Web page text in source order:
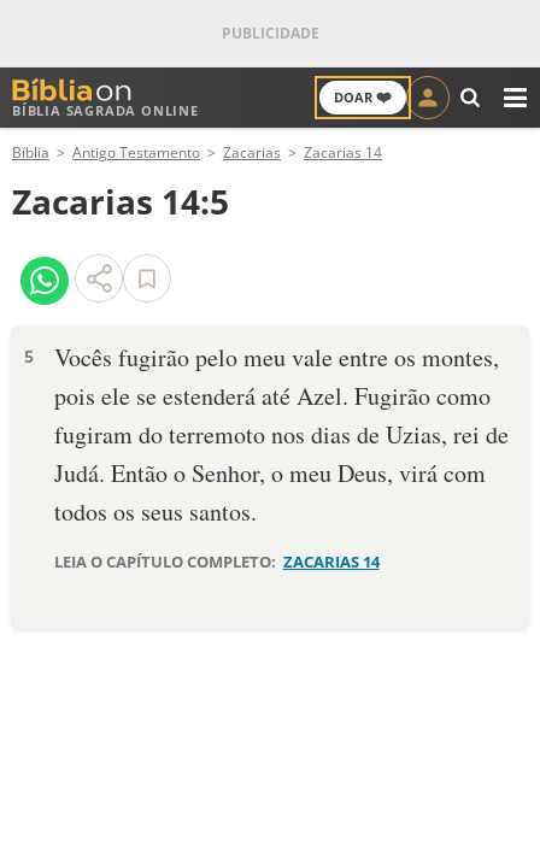
BÍBLIA SAGRADA ONLINE
DOAR ❤️
ANTIGO TESTAMENTO
NOVO TESTAMENTO
VERSÍCULOS
PALAVRA DO DIA
SALMO DO DIA
DEVOCIONAL DIÁRIO
Bíblia Antigo Testamento Zacarias Zacarias 14
Zacarias 14:5
5
Vocês fugirão pelo meu vale entre os montes,
pois ele se estenderá até Azel. Fugirão como
fugiram do terremoto nos dias de Uzias, rei de
Judá. Então o Senhor, o meu Deus, virá com
todos os seus santos.
LEIA O CAPÍTULO COMPLETO: ZACARIAS 14